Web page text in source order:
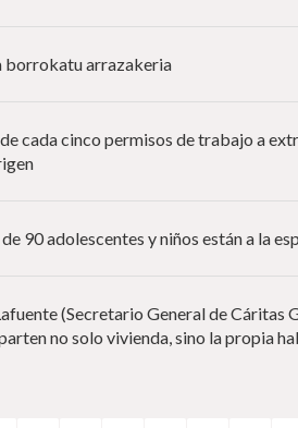
borrokatu arrazakeria
cada cinco permisos de trabajo a
90 adolescentes y niños están a la
(Secretario General de Cáritas
no solo vivienda, sino la propia